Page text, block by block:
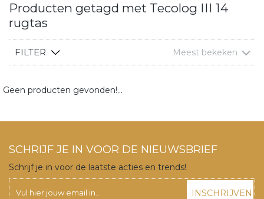
Producten getagd met Tecolog III 14
rugtas
FILTER Meest bekeken
Geen producten gevonden!...
SCHRIJF JE IN VOOR DE NIEUWSBRIEF
Schrijf je in voor de laatste acties en trends!
INSCHRIJVEN